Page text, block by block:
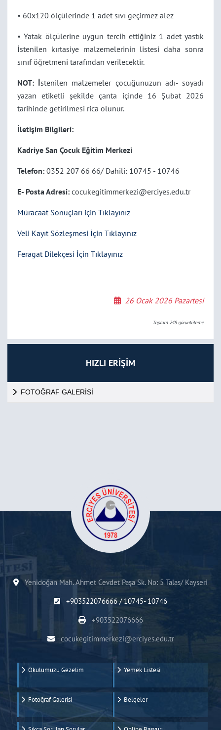
HIZLI ERİŞİM
FOTOĞRAF GALERİSİ
• 60x120 ölçülerinde 1 adet sıvı geçirmez alez
• Yatak ölçülerine uygun tercih ettiğiniz 1 adet yastık
İstenilen kırtasiye malzemelerinin listesi daha sonra
sınıf öğretmeni tarafından verilecektir.
NOT: İstenilen malzemeler çocuğunuzun adı- soyadı
yazan etiketli şekilde çanta içinde 16 Şubat 2026
tarihinde getirilmesi rica olunur.
İletişim Bilgileri:
Kadriye San Çocuk Eğitim Merkezi
Telefon: 0352 207 66 66/ Dahili: 10745 - 10746
E- Posta Adresi: cocukegitimmerkezi@erciyes.edu.tr
Müracaat Sonuçları için Tıklayınız
Veli Kayıt Sözleşmesi İçin Tıklayınız
Feragat Dilekçesi İçin Tıklayınız
26 Ocak 2026 Pazartesi
Toplam248görüntüleme
Yenidoğan Mah. Ahmet Cevdet Paşa Sk. No: 5 Talas/ Kayseri
+903522076666 / 10745- 10746
+903522076666
cocukegitimmerkezi@erciyes.edu.tr
Okulumuzu Gezelim Yemek Listesi
Fotoğraf Galerisi Belgeler